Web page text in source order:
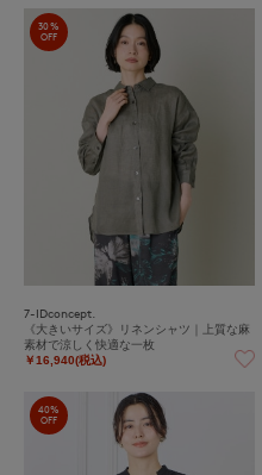
30%
OFF
7-IDconcept.
《大きいサイズ》リネンシャツ｜上質な麻
素材で涼しく快適な一枚
￥16,940(税込)
40%
OFF